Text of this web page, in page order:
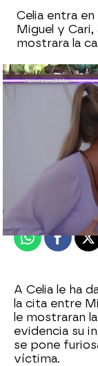
Celia entra
Miguel y Cari,
mostrara la
neox
Publicado: 26
Whatsapp X
A Celia le ha
la cita entre
le mostraran
evidencia su
se pone
víctima.